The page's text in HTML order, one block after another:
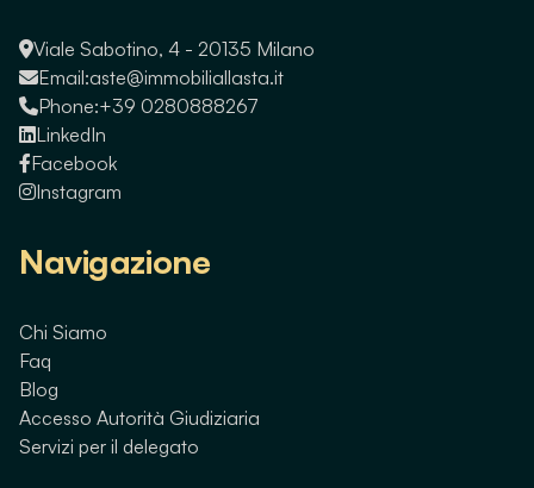
Viale Sabotino, 4 - 20135 Milano
Email:aste@immobiliallasta.it
Phone:+39 0280888267
LinkedIn
Facebook
Instagram
Navigazione
Chi Siamo
Faq
Blog
Accesso Autorità Giudiziaria
Servizi per il delegato